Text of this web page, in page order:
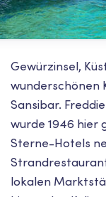
Gewürzinsel,
wunderschönen
Sansibar.
wurde 1946 hier
Sterne-Hotels
lokalen